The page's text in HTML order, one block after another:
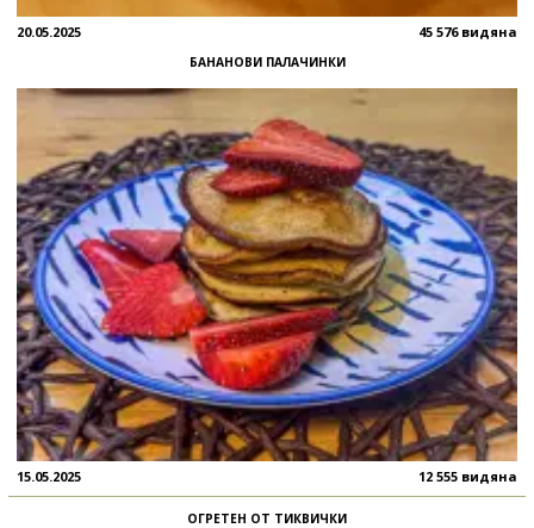
20.05.2025 45 576 видяна
БАНАНОВИ ПАЛАЧИНКИ
15.05.2025 12 555 видяна
ОГРЕТЕН ОТ ТИКВИЧКИ